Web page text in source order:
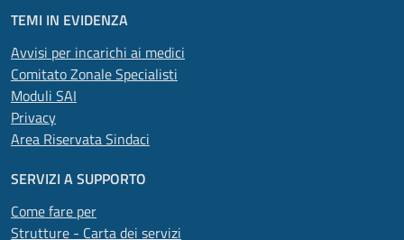
TEMI IN EVIDENZA
Avvisi per incarichi ai medici
Comitato Zonale Specialisti
Moduli SAI
Privacy
Area Riservata Sindaci
SERVIZI A SUPPORTO
Come fare per
Strutture - Carta dei servizi